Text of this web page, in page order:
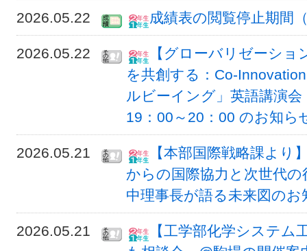
2026.05.22 成績表の閲覧停止期間
2026.05.22
【グローバリゼーシ
を共創する：Co-
ルビーイング」英語講演
19：00～20：00 のお知ら
2026.05.21
【本部国際戦略課より
からの国際協力と次世代
中理事長が語る未来図のお
2026.05.21
【工学部化学システム